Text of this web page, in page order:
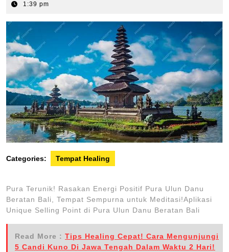
1:39 pm
Categories: Tempat Healing
Pura Terunik! Rasakan Energi Positif Pura Ulun Danu
Beratan Bali, Tempat Sempurna untuk Meditasi!Aplikasi
Unique Selling Point di Pura Ulun Danu Beratan Bali
Read More : Tips Healing Cepat! Cara Mengunjungi
5 Candi Kuno Di Jawa Tengah Dalam Waktu 2 Hari!